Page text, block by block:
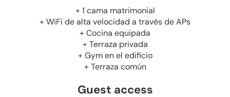
+ 1 cama matrimonial
+ WiFi de alta velocidad a través de APs
+ Cocina equipada
+ Terraza privada
+ Gym en el edificio
+ Terraza común
Guest access